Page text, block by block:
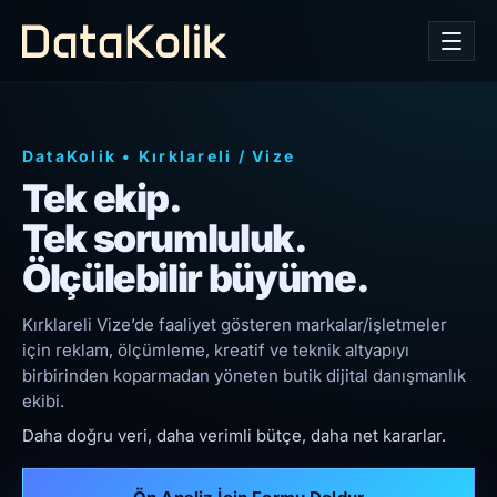
DataKolik • Kırklareli /Vize
Tek ekip.
Tek sorumluluk.
Ölçülebilir büyüme.
Kırklareli Vize’de faaliyet gösteren markalar/işletmeler
için reklam, ölçümleme, kreatif ve teknik altyapıyı
birbirinden koparmadan yöneten butik dijital danışmanlık
ekibi.
Daha doğru veri, daha verimli bütçe, daha net kararlar.